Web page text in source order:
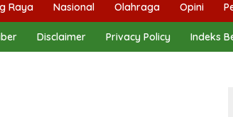
Raya Nasional Olahraga Opini
Disclaimer Privacy Policy Indeks